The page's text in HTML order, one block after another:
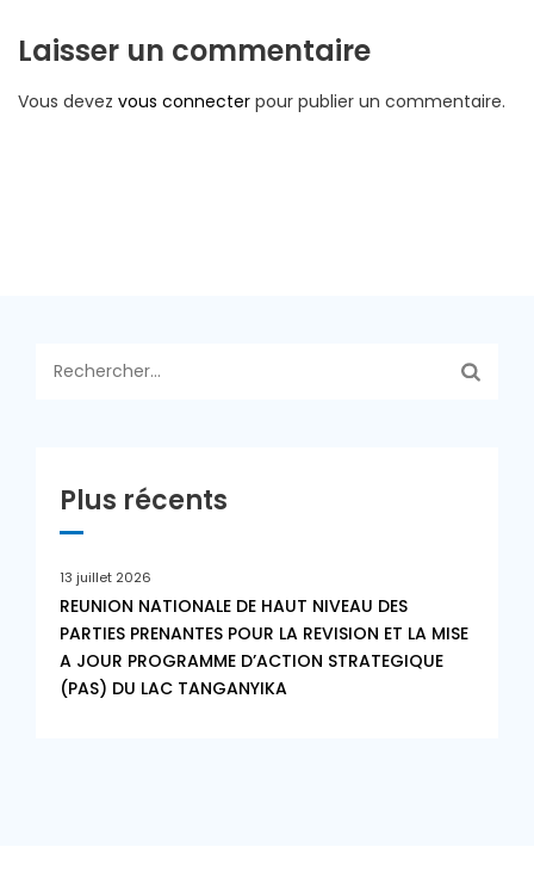
Laisser un commentaire
Vous devez vous connecter pour publier un commentaire.
Plus récents
13 juillet 2026
REUNION NATIONALE DE HAUT NIVEAU DES
PARTIES PRENANTES POUR LA REVISION ET LA MISE
A JOUR PROGRAMME D’ACTION STRATEGIQUE
(PAS) DU LAC TANGANYIKA